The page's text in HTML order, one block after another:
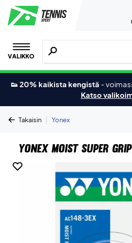
VALIKKO
Hae tuotteita, merkkejä
👟 20% kaikista kengistä -
Katso
Takaisin | Yonex
Yonex Moist Super